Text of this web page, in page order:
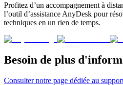
Profitez d’un accompagnement à
l’outil d’assistance AnyDesk pour
techniques en un rien de temps.
Besoin de plus
Consulter notre page dédiée au